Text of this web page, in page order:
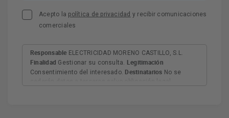
Acepto la política de privacidad y recibir comunicaciones
comerciales
Responsable ELECTRICIDAD MORENO CASTILLO, S.L.
Finalidad Gestionar su consulta. Legitimación
Consentimiento del interesado. Destinatarios No se